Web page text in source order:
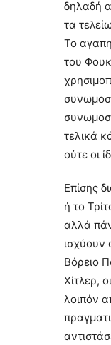
δηλαδή
τα
Το
του
τελικά
ούτε οι
Επίσης
ή το
αλλά
ισχύουν
Βόρειο
Χίτλερ,
λοιπόν